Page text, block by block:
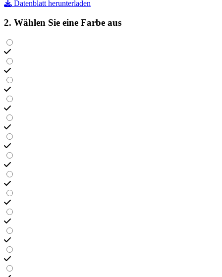
Datenblatt herunterladen
2. Wählen Sie eine Farbe aus